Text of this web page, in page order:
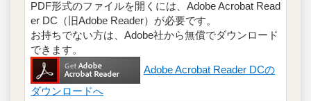
PDF形式のファイルを開くには、Adobe Acrobat Read
er DC（旧Adobe Reader）が必要です。
お持ちでない方は、Adobe社から無償でダウンロード
できます。
Adobe Acrobat Reader DCの
ダウンロードへ